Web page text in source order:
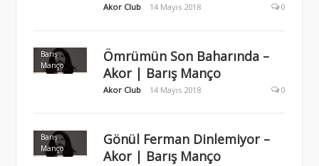
Akor Club 14 Mayıs 2018 0
Barış
Manço
Ömrümün Son Baharında –
Akor | Barış Manço
Akor Club 14 Mayıs 2018 0
Barış
Manço
Gönül Ferman Dinlemiyor –
Akor | Barış Manço